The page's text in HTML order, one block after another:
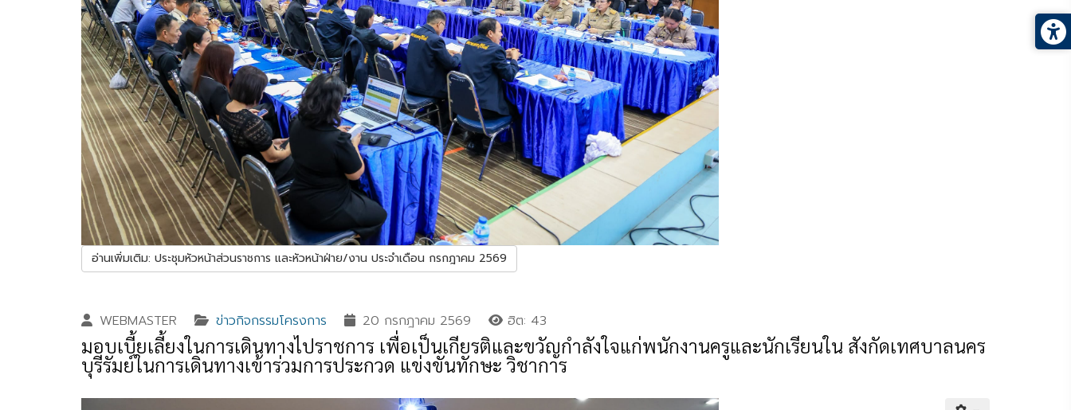
อ่านเพิ่มเติม: ประชุมหัวหน้าส่วนราชการ และหัวหน้าฝ่าย/งาน ประจำเดือน กรกฎาคม 2569
WEBMASTER ข่าวกิจกรรมโครงการ 20 กรกฎาคม 2569 ฮิต: 43
มอบเบี้ยเลี้ยงในการเดินทางไปราชการ เพื่อเป็นเกียรติและขวัญกำลังใจแก่พนักงานครูและนักเรียนใน สังกัดเทศบาลนคร
บุรีรัมย์ในการเดินทางเข้าร่วมการประกวด แข่งขันทักษะ วิชาการ